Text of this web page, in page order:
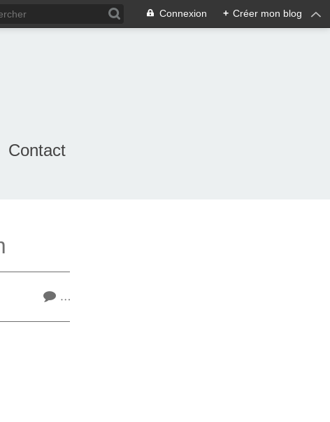
Connexion + Créer mon blog
Contact
…